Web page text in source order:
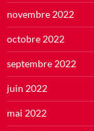
novembre 2022
octobre 2022
septembre 2022
juin 2022
mai 2022